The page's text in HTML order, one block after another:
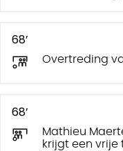
68’
Overtreding
68’
Mathieu
krijgt een vrije